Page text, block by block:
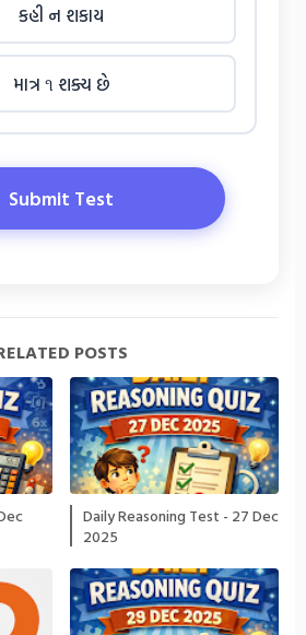
કહી ન શકાય
માત્ર ૧ શક્ય છે
Submit Test
POSTS
Daily Reasoning Test - 27 Dec
2025